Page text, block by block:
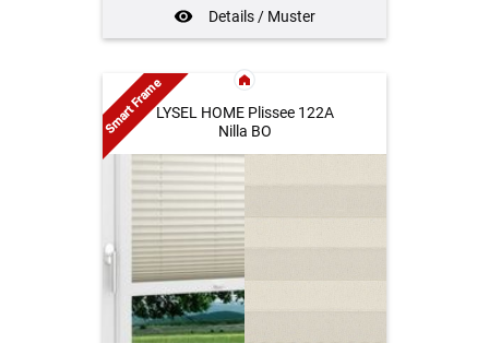
Details / Muster
LYSEL HOME Plissee 122A
Nilla BO
Smart Frame